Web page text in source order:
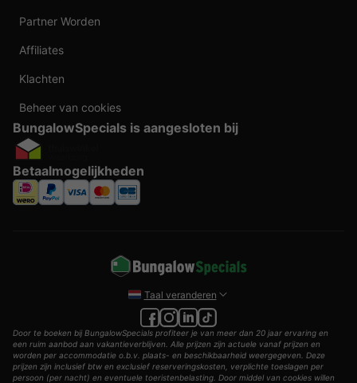
Partner Worden
Affiliates
Klachten
Beheer van cookies
BungalowSpecials is aangesloten bij
Betaalmogelijkheden
Taal veranderen
Door te boeken bij BungalowSpecials profiteer je van meer dan 20 jaar ervaring en
een ruim aanbod aan vakantieverblijven. Alle prijzen zijn actuele vanaf prijzen en
worden per accommodatie o.b.v. plaats- en beschikbaarheid weergegeven. Deze
prijzen zijn inclusief btw en exclusief reserveringskosten, verplichte toeslagen per
persoon (per nacht) en eventuele toeristenbelasting. Door middel van cookies willen